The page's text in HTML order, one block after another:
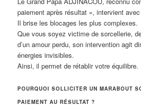
paiement après résultat », intervient
Il brise les blocages les plus complexes.
Que vous soyez victime de sorcellerie,
d’un amour perdu, son intervention agit
énergies invisibles.
Ainsi, il permet de rétablir votre équilibre.
POURQUOI SOLLICITER UN MARABOUT
PAIEMENT AU RÉSULTAT ?